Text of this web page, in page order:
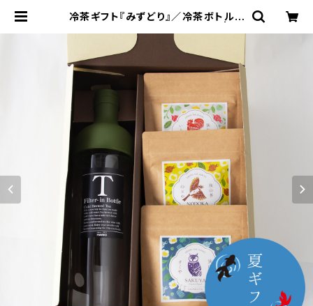
冷茶ギフト『みずどり』／冷茶ボトルと
山茶農家 ささら屋（Japanese Tea
Farmer SASARAYA）